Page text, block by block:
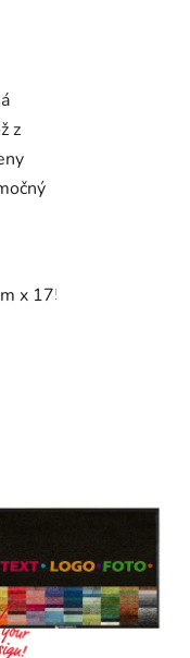
z
x 175cm